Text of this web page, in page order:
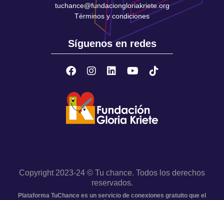
tuchance@fundaciongloriakriete.org
Términos y condiciones
Síguenos en redes
Copyright 2023-24 © Tu chance. Todos los derechos
reservados.
Plataforma TuChance es un servicio de conexiones gratuito que el